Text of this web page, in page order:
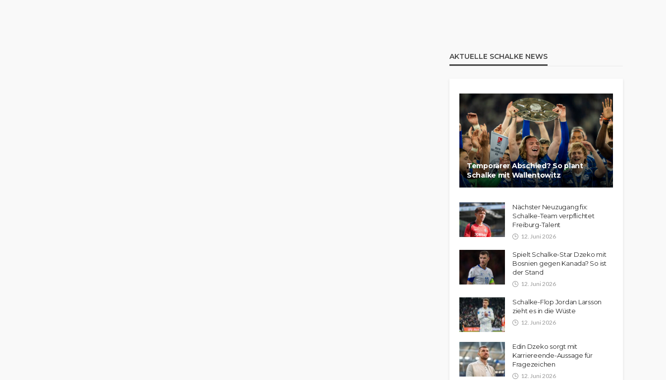
AKTUELLE SCHALKE NEWS
Temporärer Abschied? So plant
Schalke mit Wallentowitz
Nächster Neuzugang fix:
Schalke-Team verpflichtet
Freiburg-Talent
12. Juni 2026
Spielt Schalke-Star Dzeko mit
Bosnien gegen Kanada? So ist
der Stand
12. Juni 2026
Schalke-Flop Jordan Larsson
zieht es in die Wüste
12. Juni 2026
Edin Dzeko sorgt mit
Karriereende-Aussage für
Fragezeichen
12. Juni 2026